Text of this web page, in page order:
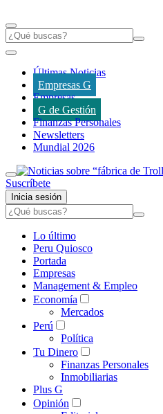
Últimas Noticias
Empresas G
Empresas
G de Gestión
Finanzas Personales
Newsletters
Mundial 2026
Suscríbete
Inicia sesión
Lo último
Peru Quiosco
Portada
Empresas
Management & Empleo
Economía
Mercados
Perú
Política
Tu Dinero
Finanzas Personales
Inmobiliarias
Plus G
Opinión